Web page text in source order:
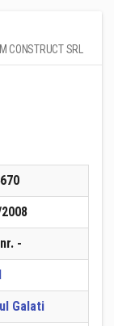
SRL
-
Galati